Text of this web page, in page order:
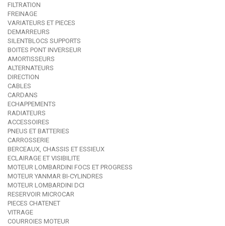
FILTRATION
FREINAGE
VARIATEURS ET PIECES
DEMARREURS
SILENTBLOCS SUPPORTS
BOITES PONT INVERSEUR
AMORTISSEURS
ALTERNATEURS
DIRECTION
CABLES
CARDANS
ECHAPPEMENTS
RADIATEURS
ACCESSOIRES
PNEUS ET BATTERIES
CARROSSERIE
BERCEAUX, CHASSIS ET ESSIEUX
ECLAIRAGE ET VISIBILITE
MOTEUR LOMBARDINI FOCS ET PROGRESS
MOTEUR YANMAR BI-CYLINDRES
MOTEUR LOMBARDINI DCI
RESERVOIR MICROCAR
PIECES CHATENET
VITRAGE
COURROIES MOTEUR